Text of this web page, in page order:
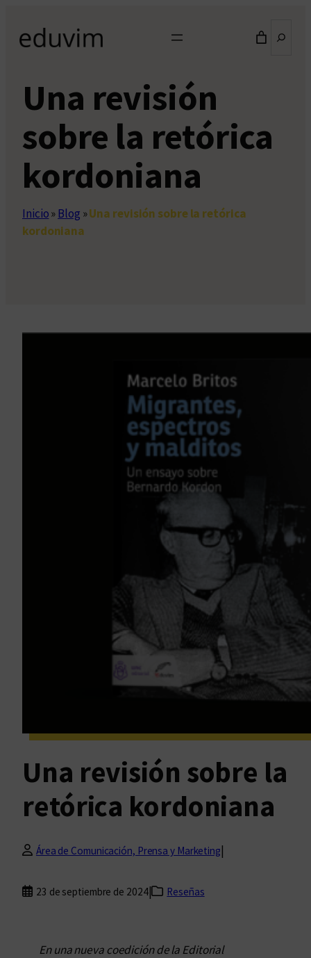
contenido
Una revisión
sobre la retórica
kordoniana
Inicio» Blog »Una revisión sobre la retórica
kordoniana
Una revisión sobre la
retórica kordoniana
Área de Comunicación, Prensa y Marketing|
23 de septiembre de 2024| Reseñas
En una nueva coedición de la Editorial